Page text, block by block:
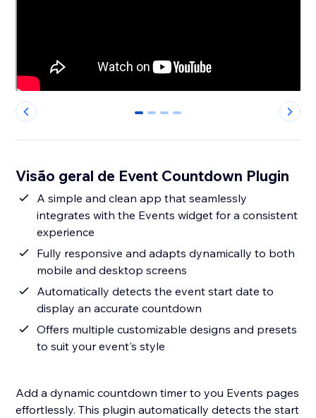
0 1 2 3
Visão geral de Event Countdown Plugin
A simple and clean app that seamlessly
integrates with the Events widget for a consistent
experience
Fully responsive and adapts dynamically to both
mobile and desktop screens
Automatically detects the event start date to
display an accurate countdown
Offers multiple customizable designs and presets
to suit your event's style
Add a dynamic countdown timer to you Events pages
effortlessly. This plugin automatically detects the start